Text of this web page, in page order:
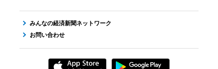
みんなの経済新聞ネットワーク
お問い合わせ